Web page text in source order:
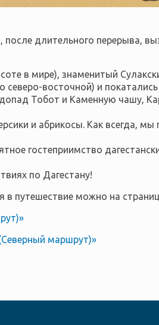
длительного перерыва,
в мире), знаменитый
северо-восточной) и
Тобот и Каменную чашу,
и абрикосы. Как всегда,
гостеприимство
по Дагестану!
в путешествие можно на
маршрут)»